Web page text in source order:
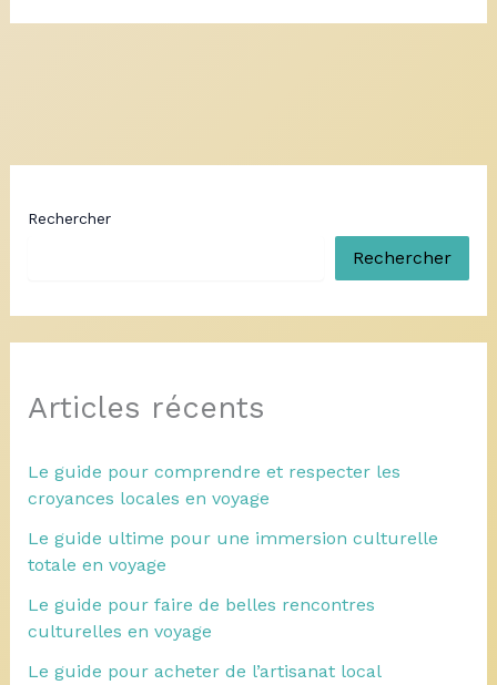
Rechercher
Rechercher
Articles récents
Le guide pour comprendre et respecter les
croyances locales en voyage
Le guide ultime pour une immersion culturelle
totale en voyage
Le guide pour faire de belles rencontres
culturelles en voyage
Le guide pour acheter de l’artisanat local